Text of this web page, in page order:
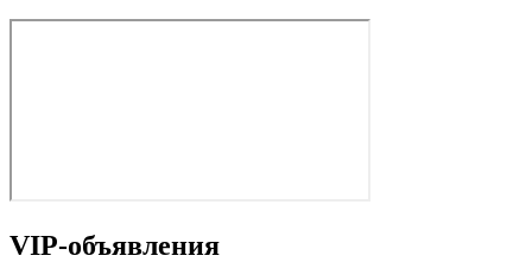
VIP-объявления